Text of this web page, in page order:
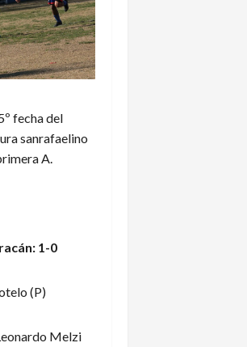
fecha del
sanrafaelino
A.
1-0
(P)
Melzi